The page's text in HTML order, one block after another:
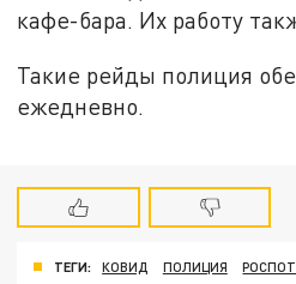
кафе-бара. Их работу
Такие рейды полиция
ежедневно.
ТЕГИ: КОВИД ПОЛИЦИЯ